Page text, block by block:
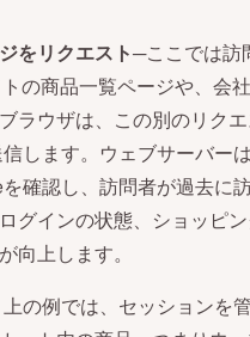
をリクエスト─ここでは訪
の商品一覧ページや、会
ラウザは、この別のリク
します。ウェブサーバー
確認し、訪問者が過去に
グインの状態、ショッピ
向上します。
の例では、セッションを